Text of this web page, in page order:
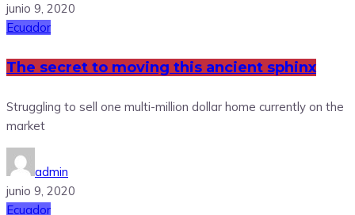
junio 9, 2020
Ecuador
The secret to moving this ancient sphinx
Struggling to sell one multi-million dollar home currently on the
market
admin
junio 9, 2020
Ecuador